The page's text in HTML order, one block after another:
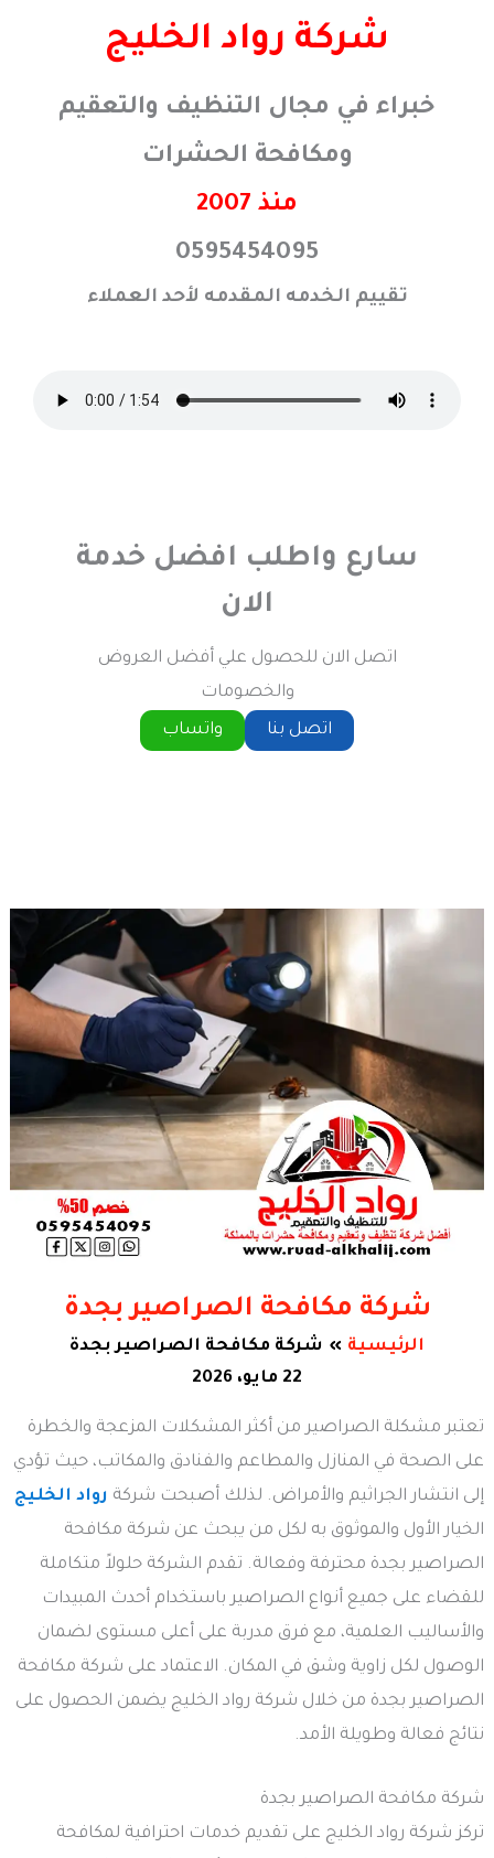
شركة رواد الخليج
خبراء في مجال التنظيف والتعقيم
ومكافحة الحشرات
منذ 2007
0595454095
تقييم الخدمه المقدمه لأحد العملاء
سارع واطلب افضل خدمة
الان
اتصل الان للحصول علي أفضل العروض
والخصومات
اتصل بنا
واتساب
شركة مكافحة الصراصير بجدة
الرئيسية
شركة مكافحة الصراصير بجدة
22 مايو، 2026
تعتبر مشكلة الصراصير من أكثر المشكلات المزعجة والخطرة
على الصحة في المنازل والمطاعم والفنادق والمكاتب، حيث تؤدي
إلى انتشار الجراثيم والأمراض. لذلك أصبحت شركة رواد الخليج
الخيار الأول والموثوق به لكل من يبحث عن شركة مكافحة
الصراصير بجدة محترفة وفعالة. تقدم الشركة حلولاً متكاملة
للقضاء على جميع أنواع الصراصير باستخدام أحدث المبيدات
والأساليب العلمية، مع فرق مدربة على أعلى مستوى لضمان
الوصول لكل زاوية وشق في المكان. الاعتماد على شركة مكافحة
الصراصير بجدة من خلال شركة رواد الخليج يضمن الحصول على
نتائج فعالة وطويلة الأمد.
شركة مكافحة الصراصير بجدة
تركز شركة رواد الخليج على تقديم خدمات احترافية لمكافحة